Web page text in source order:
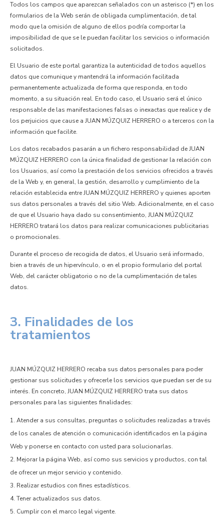
Todos los campos que aparezcan señalados con un asterisco (*) en los
formularios de la Web serán de obligada cumplimentación, de tal
modo que la omisión de alguno de ellos podría comportar la
imposibilidad de que se le puedan facilitar los servicios o información
solicitados.
El Usuario de este portal garantiza la autenticidad de todos aquellos
datos que comunique y mantendrá la información facilitada
permanentemente actualizada de forma que responda, en todo
momento, a su situación real. En todo caso, el Usuario será el único
responsable de las manifestaciones falsas o inexactas que realice y de
los perjuicios que cause a JUAN MÚZQUIZ HERRERO o a terceros con la
información que facilite.
Los datos recabados pasarán a un fichero responsabilidad de JUAN
MÚZQUIZ HERRERO con la única finalidad de gestionar la relación con
los Usuarios, así como la prestación de los servicios ofrecidos a través
de la Web y, en general, la gestión, desarrollo y cumplimiento de la
relación establecida entre JUAN MÚZQUIZ HERRERO y quienes aporten
sus datos personales a través del sitio Web. Adicionalmente, en el caso
de que el Usuario haya dado su consentimiento, JUAN MÚZQUIZ
HERRERO tratará los datos para realizar comunicaciones publicitarias
o promocionales.
Durante el proceso de recogida de datos, el Usuario será informado,
bien a través de un hipervínculo, o en el propio formulario del portal
Web, del carácter obligatorio o no de la cumplimentación de tales
datos.
3. Finalidades de los
tratamientos
JUAN MÚZQUIZ HERRERO recaba sus datos personales para poder
gestionar sus solicitudes y ofrecerle los servicios que puedan ser de su
interés. En concreto, JUAN MÚZQUIZ HERRERO trata sus datos
personales para las siguientes finalidades:
Atender a sus consultas, preguntas o solicitudes realizadas a través
de los canales de atención o comunicación identificados en la página
Web y ponerse en contacto con usted para solucionarlas.
Mejorar la página Web, así como sus servicios y productos, con tal
de ofrecer un mejor servicio y contenido.
Realizar estudios con fines estadísticos.
Tener actualizados sus datos.
Cumplir con el marco legal vigente.